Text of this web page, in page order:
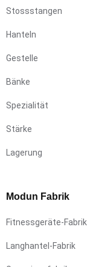
Stossstangen
Hanteln
Gestelle
Bänke
Spezialität
Stärke
Lagerung
Modun Fabrik
Fitnessgeräte-Fabrik
Langhantel-Fabrik